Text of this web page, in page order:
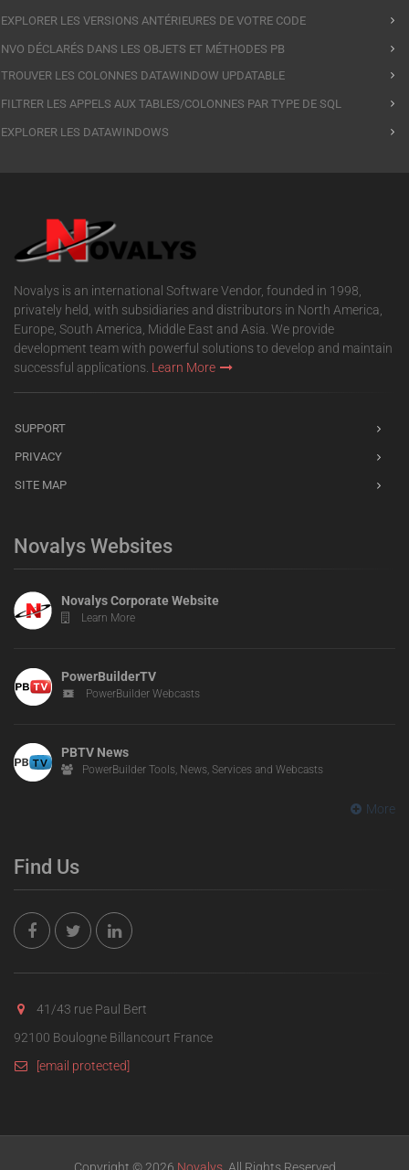
EXPLORER LES VERSIONS ANTÉRIEURES DE VOTRE CODE
NVO DÉCLARÉS DANS LES OBJETS ET MÉTHODES PB
TROUVER LES COLONNES DATAWINDOW UPDATABLE
FILTRER LES APPELS AUX TABLES/COLONNES PAR TYPE DE SQL
EXPLORER LES DATAWINDOWS
Novalys is an international Software Vendor, founded in 1998,
privately held, with subsidiaries and distributors in North America,
Europe, South America, Middle East and Asia. We provide
development team with powerful solutions to develop and maintain
successful applications. Learn More
SUPPORT
PRIVACY
SITE MAP
Novalys Websites
Novalys Corporate Website
Learn More
PowerBuilderTV
PowerBuilder Webcasts
PBTV News
PowerBuilder Tools, News, Services and Webcasts
More
Find Us
41/43 rue Paul Bert
92100 Boulogne Billancourt France
[email protected]